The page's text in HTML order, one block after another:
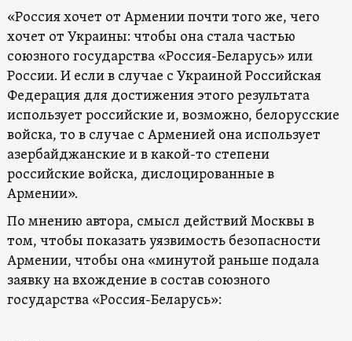
«Россия хочет от Армении почти того же, чего
хочет от Украины: чтобы она стала частью
союзного государства «Россия-Беларусь» или
России. И если в случае с Украиной Российская
Федерация для достижения этого результата
использует российские и, возможно, белорусские
войска, то в случае с Арменией она использует
азербайджанские и в какой-то степени
российские войска, дислоцированные в
Армении».
По мнению автора, смысл действий Москвы в
том, чтобы показать уязвимость безопасности
Армении, чтобы она «минутой раньше подала
заявку на вхождение в состав союзного
государства «Россия-Беларусь»: